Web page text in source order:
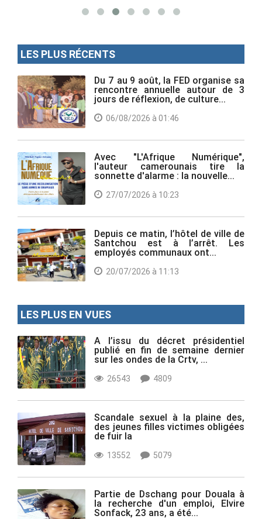
LES PLUS RÉCENTS
Du 7 au 9 août, la FED organise sa
rencontre annuelle autour de 3
jours de réflexion, de culture...
06/08/2026 à 01:46
Avec "L'Afrique Numérique",
l'auteur camerounais tire la
sonnette d'alarme : la nouvelle...
27/07/2026 à 10:23
Depuis ce matin, l’hôtel de ville de
Santchou est à l’arrêt. Les
employés communaux ont...
20/07/2026 à 11:13
LES PLUS EN VUES
A l’issu du décret présidentiel
publié en fin de semaine dernier
sur les ondes de la Crtv, ...
26543 4809
Scandale sexuel à la plaine des,
des jeunes filles victimes obligées
de fuir la
13552 5079
Partie de Dschang pour Douala à
la recherche d'un emploi, Elvire
Sonfack, 23 ans, a été...